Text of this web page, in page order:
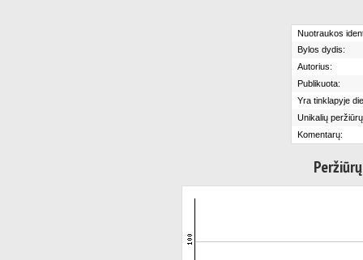
Nuotraukos
Bylos dydis:
Autorius:
Publikuota:
Yra tinklapyje
Unikalių
Komentarų: